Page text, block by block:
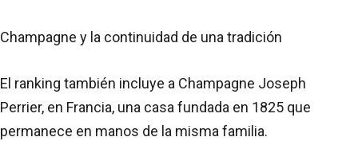
Champagne y la continuidad de una tradición
El ranking también incluye a Champagne Joseph
Perrier, en Francia, una casa fundada en 1825 que
permanece en manos de la misma familia.